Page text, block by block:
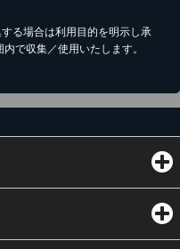
る場合は利用目的を明示し承
で収集／使用いたします。